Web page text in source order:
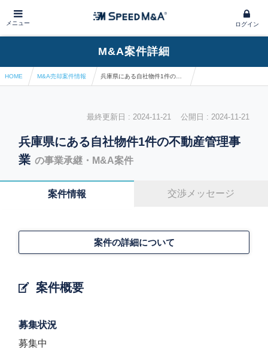
メニュー ログイン
M&A案件詳細
HOME M&A売却案件情報
最終更新日 : 2024-11-21 公開日 : 2024-11-21
兵庫県にある自社物件1件の不動産管理事
業 の事業承継・M&A案件
案件情報 交渉メッセージ
案件概要
案件の詳細について
募集状況
募集中